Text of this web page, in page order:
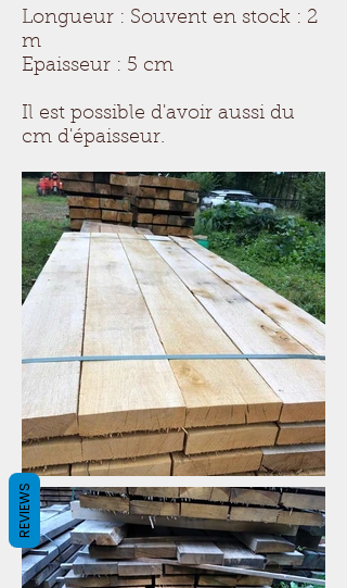
Longueur : Souvent en stock : 2
m
Epaisseur : 5 cm
Il est possible d'avoir aussi du
cm d'épaisseur.
REVIEWS